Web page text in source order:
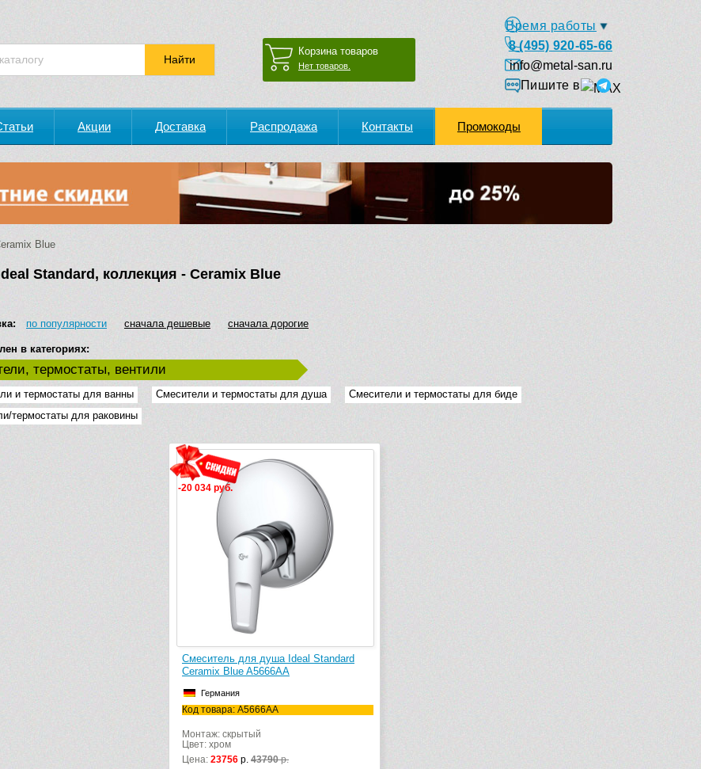
Корзина товаров
Нет товаров.
Время работы
8 (495) 920-65-66
info@metal-san.ru
Пишите в
Акции Доставка Распродажа Контакты Промокоды
Blue
Standard, коллекция - Ceramix Blue
по популярности сначала дешевые сначала дорогие
в категориях:
термостаты, вентили
и термостаты для ванны Смесители и термостаты для душа
Смесители и термостаты для биде
термостаты для раковины
-20 034 руб.
Смеситель для душа Ideal Standard
Ceramix Blue A5666AA
Германия
Код товара: A5666AA
Монтаж: скрытый
Цвет: хром
Цена: 23756 р. 43790р.